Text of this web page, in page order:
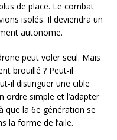
de place. Le combat
isolés. Il deviendra un
autonome.
peut voler seul. Mais
brouillé ? Peut-il
il distinguer une cible
ordre simple et l’adapter
que la 6e génération se
la forme de l’aile.